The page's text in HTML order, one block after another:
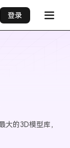
登录
大的3D模型库，